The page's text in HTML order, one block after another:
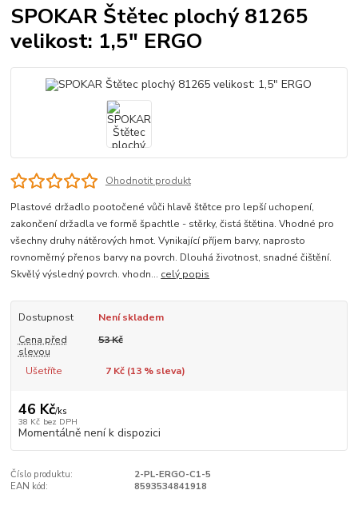
SPOKAR Štětec plochý 81265
velikost: 1,5" ERGO
Ohodnotit produkt
Plastové držadlo pootočené vůči hlavě štětce pro lepší uchopení,
zakončení držadla ve formě špachtle - stěrky, čistá štětina. Vhodné pro
všechny druhy nátěrových hmot. Vynikající příjem barvy, naprosto
rovnoměrný přenos barvy na povrch. Dlouhá životnost, snadné čištění.
Skvělý výsledný povrch. vhodn... celý popis
Dostupnost
Není skladem
Cena před
slevou
53 Kč
Ušetříte 7 Kč (13% sleva)
46 Kč/ks
38 Kč bez DPH
Momentálně není k dispozici
Číslo produktu:
2-PL-ERGO-C1-5
EAN kód:
8593534841918